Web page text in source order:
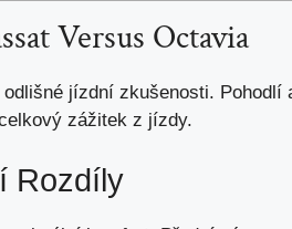
Versus Octavia
jízdní zkušenosti.
zážitek z jízdy.
Rozdíly